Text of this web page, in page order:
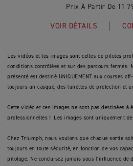
Prix À Partir De 11
VOIR DÉTAILS
Les vidéos et les images sont celles de pilotes
conditions contrôlées et sur des parcours fermés.
présenté est destiné UNIQUEMENT aux courses
toujours un casque, des lunettes de protection et
Cette vidéo et ces images ne sont pas destinées à
professionnelles ! Les images sont uniquement
Chez Triumph, nous voulons que chaque sortie
toujours en toute sécurité, en fonction de vos
pilotage. Ne conduisez jamais sous l'influence de